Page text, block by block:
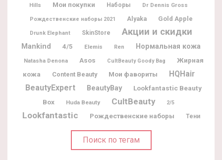
Hills Мои покупки Наборы Dr Dennis Gross
Рождественские наборы 2021 Alyaka Gold Apple
Drunk Elephant SkinStore Акции и скидки
Mankind 4/5 Elemis Ren Нормальная кожа
Natasha Denona Asos CultBeauty Goody Bag
Жирная
кожа
Content Beauty Мои фавориты HQHair
BeautyExpert BeautyBay
Lookfantastic Beauty
Box
Huda Beauty CultBeauty 2/5
Lookfantastic Рождественские наборы Тени
Поиск по тегам